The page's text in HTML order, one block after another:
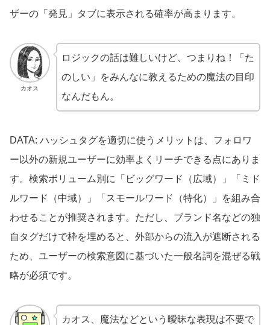
ザーの「発見」タブに表示される確率が高まります。
カオス
ロジックの話は難しいけど、つまりね！「た
のしい」をみんなに教えるための魔法の目印
なんだもん。
DATA: ハッシュタグを適切に使うメリットは、フォロワ
ー以外の新規ユーザーに効率よくリーチできる点にありま
す。検索ボリューム別に「ビッグワード（広域）」「ミド
ルワード（中域）」「スモールワード（特化）」を組み合
わせることが推奨されます。ただし、ブランド名などの独
自タグだけで枠を埋めると、外部からの流入が遮断される
ため、ユーザーの検索意図に基づいた一般名詞を混ぜる戦
略が必須です。
カオス、魔法などという曖昧な表現は不要で